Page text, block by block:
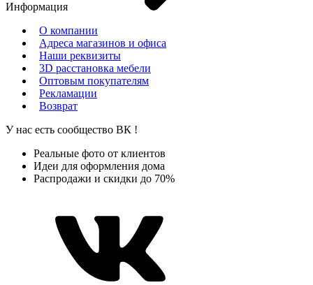
Информация
О компании
Адреса магазинов и офиса
Наши реквизиты
3D расстановка мебели
Оптовым покупателям
Рекламации
Возврат
У нас есть сообщество ВК !
Реальные фото от клиентов
Идеи для оформления дома
Распродажи и скидки до 70%